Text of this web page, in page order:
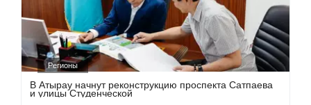
Регионы
В Атырау начнут реконструкцию проспекта Сатпаева
и улицы Студенческой